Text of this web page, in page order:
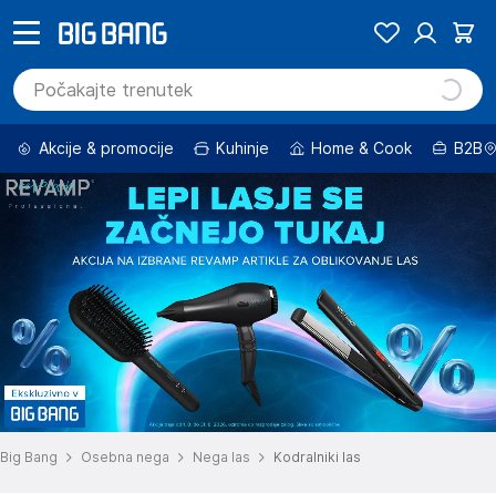
Akcije & promocije Kuhinje Home & Cook B2B
Big Bang Osebna nega Nega las Kodralniki las